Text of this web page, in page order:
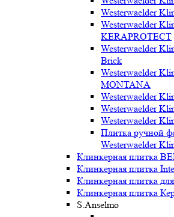
Westerwaelder
Westerwaelder
KERAPROTECT
Westerwaelder
Brick
Westerwaelder
MONTANA
Westerwaelder
Westerwaelder
Westerwaelder
Плитка ручной
Westerwaelder
Клинкерная плитка
Клинкерная плитка
Клинкерная плитка
Клинкерная плитка
S.Anselmo